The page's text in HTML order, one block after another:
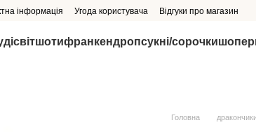
інформація Угода користувача Відгуки про магазин
світшотифранкендропсукні/сорочки
Головна